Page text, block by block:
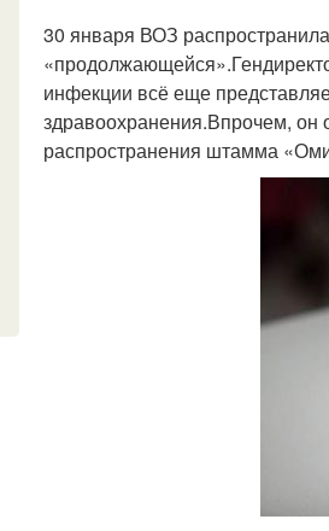
30 января ВОЗ
инфекции всё еще
здравоохранения.Впрочем, он
распространения штамма